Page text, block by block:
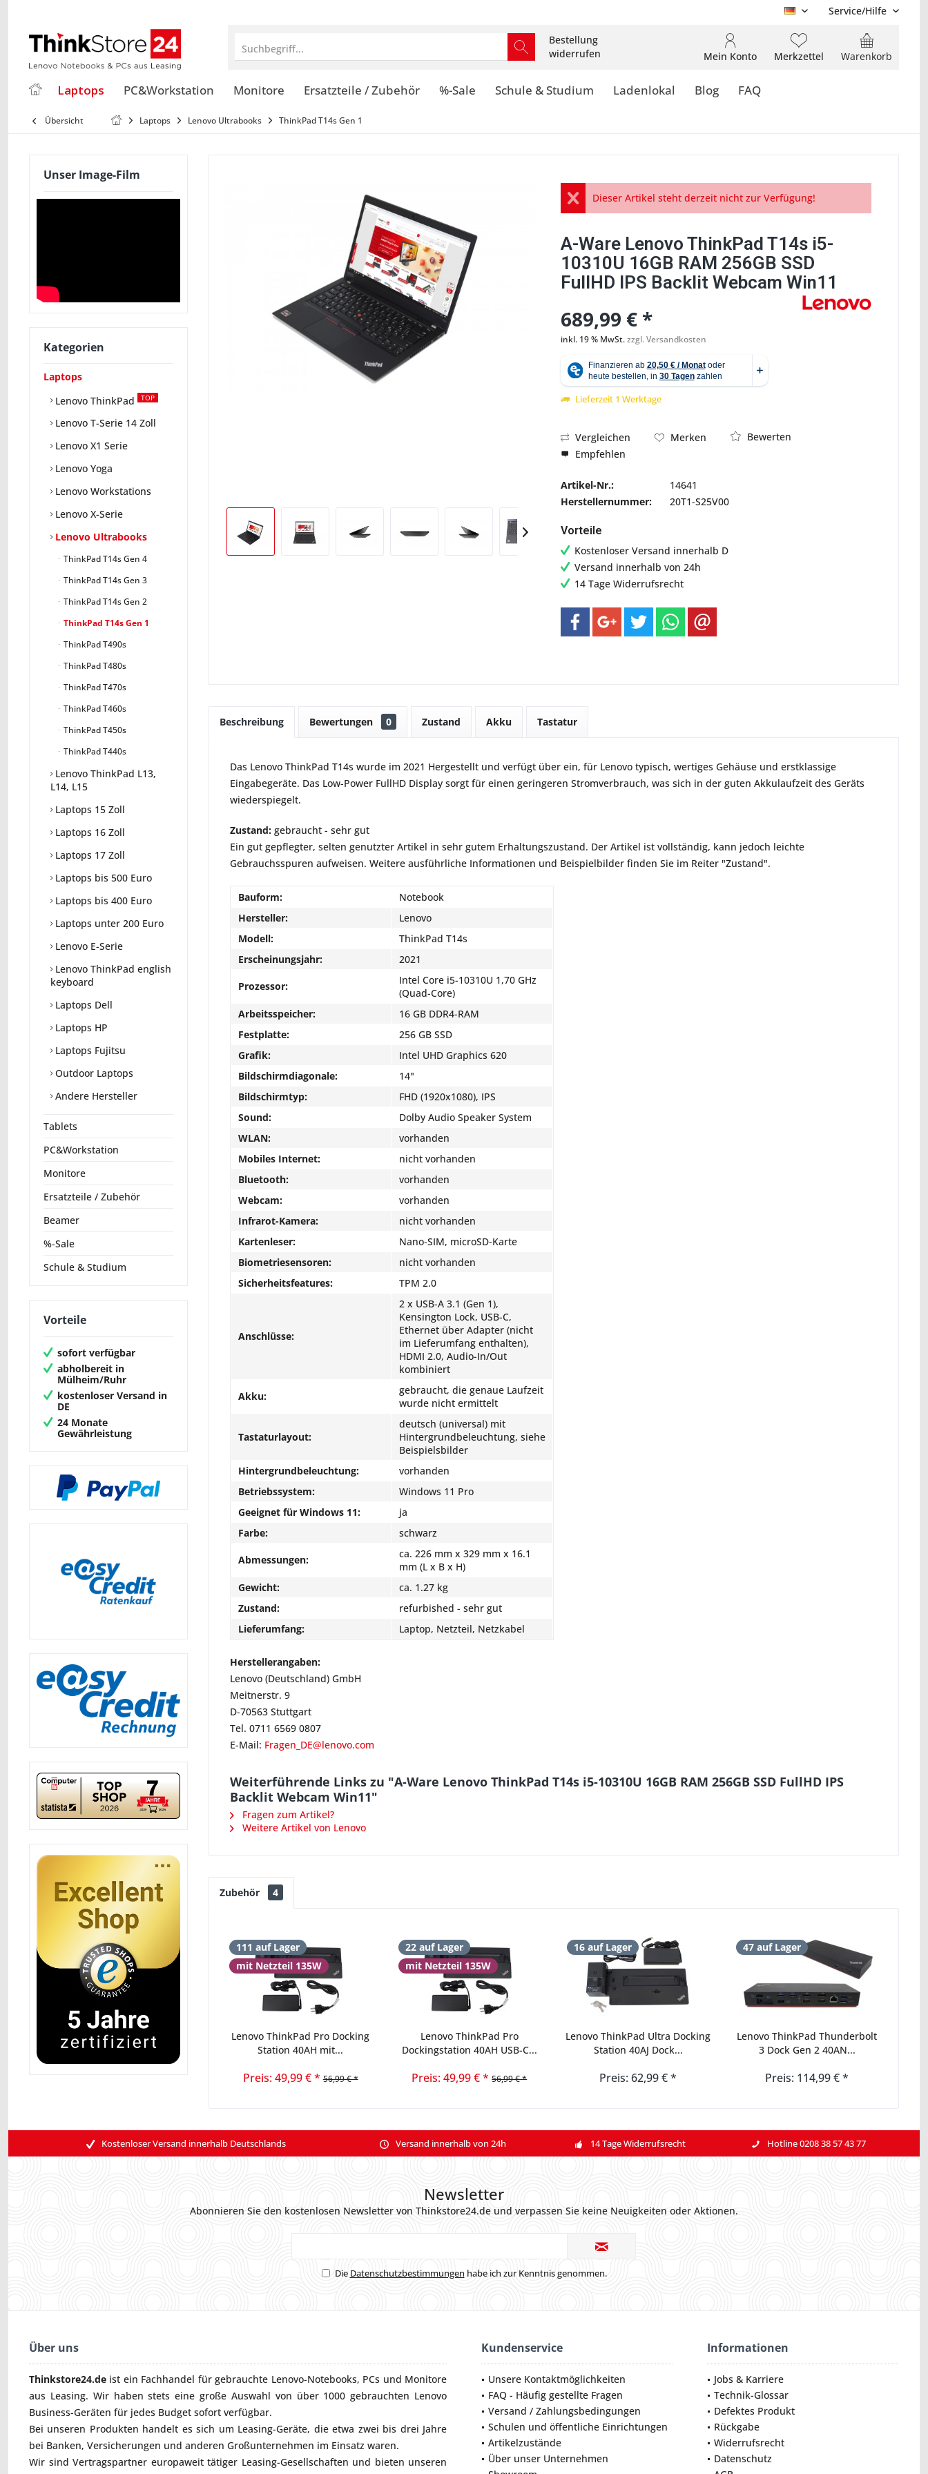
DE Service/Hilfe
Suchbegriff...
Bestellung
widerrufen
Warenkorb
Merkzettel
Mein Konto
Laptops PC&Workstation Monitore Ersatzteile / Zubehör %-Sale Schule & Studium Ladenlokal Blog FAQ
Übersicht Laptops Lenovo Ultrabooks ThinkPad T14s Gen 1
Unser Image-Film
Kategorien
Laptops
Lenovo ThinkPad
TOP
Lenovo T-Serie 14 Zoll
Lenovo X1 Serie
Lenovo Yoga
Lenovo Workstations
Lenovo X-Serie
Lenovo Ultrabooks
ThinkPad T14s Gen 4
ThinkPad T14s Gen 3
ThinkPad T14s Gen 2
ThinkPad T14s Gen 1
ThinkPad T490s
ThinkPad T480s
ThinkPad T470s
ThinkPad T460s
ThinkPad T450s
ThinkPad T440s
Lenovo ThinkPad L13,
L14, L15
Laptops 15 Zoll
Laptops 16 Zoll
Laptops 17 Zoll
Laptops bis 500 Euro
Laptops bis 400 Euro
Laptops unter 200 Euro
Lenovo E-Serie
Lenovo ThinkPad english
keyboard
Laptops Dell
Laptops HP
Laptops Fujitsu
Outdoor Laptops
Andere Hersteller
Tablets
PC&Workstation
Monitore
Ersatzteile / Zubehör
Beamer
%-Sale
Schule & Studium
Vorteile
sofort verfügbar
abholbereit in
Mülheim/Ruhr
kostenloser Versand in
DE
24 Monate
Gewährleistung
Abbildung ähnlich
Dieser Artikel steht derzeit nicht zur Verfügung!
A-Ware Lenovo ThinkPad T14s i5-
10310U 16GB RAM 256GB SSD
FullHD IPS Backlit Webcam Win11
689,99 € *
inkl. 19 % MwSt.zzgl. Versandkosten
Lieferzeit 1 Werktage
Vergleichen Merken
Bewerten
Empfehlen
Artikel-Nr.:
14641
Herstellernummer:
20T1-S25V00
Vorteile
Kostenloser Versand innerhalb D
Versand innerhalb von 24h
14 Tage Widerrufsrecht
Beschreibung Bewertungen 0 Zustand Akku Tastatur
Das Lenovo ThinkPad T14s wurde im 2021 Hergestellt und verfügt über ein, für Lenovo typisch, wertiges Gehäuse und erstklassige
Eingabegeräte. Das Low-Power FullHD Display sorgt für einen geringeren Stromverbrauch, was sich in der guten Akkulaufzeit des Geräts
wiederspiegelt.
Zustand: gebraucht - sehr gut
Ein gut gepflegter, selten genutzter Artikel in sehr gutem Erhaltungszustand. Der Artikel ist vollständig, kann jedoch leichte
Gebrauchsspuren aufweisen. Weitere ausführliche Informationen und Beispielbilder finden Sie im Reiter "Zustand".
Bauform:
Notebook
Hersteller:
Lenovo
Modell:
ThinkPad T14s
Erscheinungsjahr:
2021
Prozessor:
Intel Core i5-10310U 1,70 GHz
(Quad-Core)
Arbeitsspeicher:
16 GB DDR4-RAM
Festplatte:
256 GB SSD
Grafik:
Intel UHD Graphics 620
Bildschirmdiagonale:
14"
Bildschirmtyp:
FHD (1920x1080), IPS
Sound:
Dolby Audio Speaker System
WLAN:
vorhanden
Mobiles Internet:
nicht vorhanden
Bluetooth:
vorhanden
Webcam:
vorhanden
Infrarot-Kamera:
nicht vorhanden
Kartenleser:
Nano-SIM, microSD-Karte
Biometriesensoren:
nicht vorhanden
Sicherheitsfeatures:
TPM 2.0
Anschlüsse:
2 x USB-A 3.1 (Gen 1),
Kensington Lock, USB-C,
Ethernet über Adapter (nicht
im Lieferumfang enthalten),
HDMI 2.0, Audio-In/Out
kombiniert
Akku:
gebraucht, die genaue Laufzeit
wurde nicht ermittelt
Tastaturlayout:
deutsch (universal) mit
Hintergrundbeleuchtung, siehe
Beispielsbilder
Hintergrundbeleuchtung:
vorhanden
Betriebssystem:
Windows 11 Pro
Geeignet für Windows 11:
ja
Farbe:
schwarz
Abmessungen:
ca. 226 mm x 329 mm x 16.1
mm (L x B x H)
Gewicht:
ca. 1.27 kg
Zustand:
refurbished - sehr gut
Lieferumfang:
Laptop, Netzteil, Netzkabel
Herstellerangaben:
Lenovo (Deutschland) GmbH
Meitnerstr. 9
D-70563 Stuttgart
Tel. 0711 6569 0807
E-Mail: Fragen_DE@lenovo.com
Weiterführende Links zu "A-Ware Lenovo ThinkPad T14s i5-10310U 16GB RAM 256GB SSD FullHD IPS
Backlit Webcam Win11"
Fragen zum Artikel?
Weitere Artikel von Lenovo
Zubehör 4
111 auf Lager
mit Netzteil 135W
Lenovo ThinkPad Pro Docking
Station 40AH mit...
Preis: 49,99 € * 56,99 € *
22 auf Lager
mit Netzteil 135W
Lenovo ThinkPad Pro
Dockingstation 40AH USB-C...
Preis: 49,99 € * 56,99 € *
16 auf Lager
Lenovo ThinkPad Ultra Docking
Station 40AJ Dock...
Preis: 62,99 € *
47 auf Lager
Lenovo ThinkPad Thunderbolt
3 Dock Gen 2 40AN...
Preis: 114,99 € *
Kostenloser Versand innerhalb Deutschlands Versand innerhalb von 24h 14 Tage Widerrufsrecht Hotline 0208 38 57 43 77
Newsletter
Abonnieren Sie den kostenlosen Newsletter von Thinkstore24.de und verpassen Sie keine Neuigkeiten oder Aktionen.
Die Datenschutzbestimmungen habe ich zur Kenntnis genommen.
Über uns
Thinkstore24.de ist ein Fachhandel für gebrauchte Lenovo-Notebooks, PCs und Monitore
aus Leasing. Wir haben stets eine große Auswahl von über 1000 gebrauchten Lenovo
Business-Geräten für jedes Budget sofort verfügbar.
Bei unseren Produkten handelt es sich um Leasing-Geräte, die etwa zwei bis drei Jahre
bei Banken, Versicherungen und anderen Großunternehmen im Einsatz waren.
Wir sind Vertragspartner europaweit tätiger Leasing-Gesellschaften und bieten unseren
Kundenservice
Unsere Kontaktmöglichkeiten
FAQ - Häufig gestellte Fragen
Versand / Zahlungsbedingungen
Schulen und öffentliche Einrichtungen
Artikelzustände
Über unser Unternehmen
Informationen
Jobs & Karriere
Technik-Glossar
Defektes Produkt
Rückgabe
Widerrufsrecht
Datenschutz